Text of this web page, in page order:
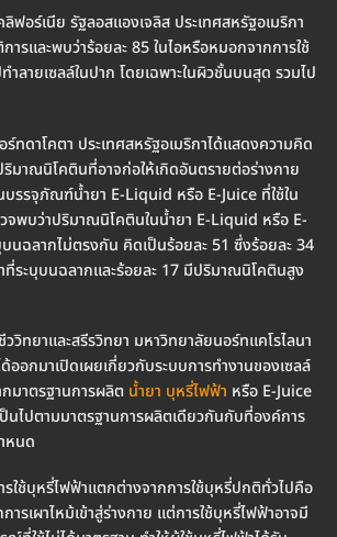
อร์เนีย รัฐลอสแองเจลิส ประเทศสหรัฐอเมริกา
รและพบว่าร้อยละ 85 ในไอหรือหมอกจากการใช้
ลายเซลล์ในปาก โดยเฉพาะในผิวชั้นบนสุด รวมไป
ทดาโคตา ประเทศสหรัฐอเมริกาได้แสดงความคิด
ริมาณนิโคตินที่อาจก่อให้เกิดอันตรายต่อร่างกาย
รรจุภัณฑ์น้ำยา E-Liquid หรือ E-Juice ที่ใช้ใน
จพบว่าปริมาณนิโคตินในน้ำยา E-Liquid หรือ E-
นฉลากไม่ตรงกัน คิดเป็นร้อยละ 51 ซึ่งร้อยละ 34
ระบุบนฉลากและร้อยละ 17 มีปริมาณนิโคตินสูง
วิทยาและสรีรวิทยา มหาวิทยาลัยนอร์ทแคโรไลนา
ออกมาเปิดเผยเกี่ยวกับระบบการทำงานของเซลล์
มาตรฐานการผลิต น้ำยา บุหรี่ไฟฟ้า หรือ E-Juice
ป็นไปตามมาตรฐานการผลิตเดียวกันกับที่องค์การ
หนด
ใช้บุหรี่ไฟฟ้าแตกต่างจากการใช้บุหรี่ปกติทั่วไปคือ
ารเผาไหม้เข้าสู่ร่างกาย แต่การใช้บุหรี่ไฟฟ้าอาจมี